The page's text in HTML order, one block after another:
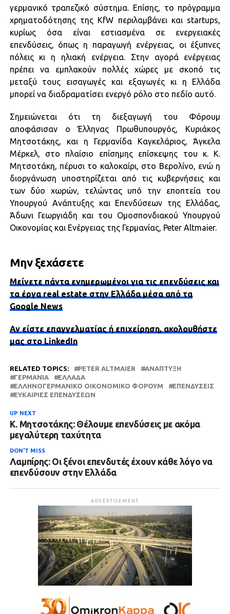
γερμανικό τραπεζικό σύστημα. Επίσης, το πρόγραμμα
χρηματοδότησης της KfW περιλαμβάνει και startups,
κυρίως όσα είναι εστιασμένα σε ενεργειακές
επενδύσεις, όπως η παραγωγή ενέργειας, οι έξυπνες
πόλεις κι η ηλιακή ενέργεια. Στην αγορά ενέργειας
πρέπει να εμπλακούν πολλές χώρες με σκοπό τις
μεταξύ τους εισαγωγές και εξαγωγές κι η Ελλάδα
μπορεί να διαδραματίσει ενεργό ρόλο στο πεδίο αυτό.
Σημειώνεται ότι τη διεξαγωγή του Φόρουμ
αποφάσισαν ο Έλληνας Πρωθυπουργός, Κυριάκος
Μητσοτάκης, και η Γερμανίδα Καγκελάριος, Άγκελα
Μέρκελ, στο πλαίσιο επίσημης επίσκεψης του κ. Κ.
Μητσοτάκη, πέρυσι το καλοκαίρι, στο Βερολίνο, ενώ η
διοργάνωση υποστηρίζεται από τις κυβερνήσεις και
των δύο χωρών, τελώντας υπό την εποπτεία του
Υπουργού Ανάπτυξης και Επενδύσεων της Ελλάδας,
Άδωνι Γεωργιάδη και του Ομοσπονδιακού Υπουργού
Οικονομίας και Ενέργειας της Γερμανίας, Peter Altmaier.
Μην ξεχάσετε
Μείνετε πάντα ενημερωμένοι για τις επενδύσεις και
τα έργα real estate στην Ελλάδα μέσα από τα
Google News
Αν είστε επαγγελματίας ή επιχείρηση, ακολουθήστε
μας στο LinkedIn
RELATED TOPICS: PETER ALTMAIER
ΑΝΆΠΤΥΞΗ
ΓΕΡΜΑΝΊΑ
ΕΛΛΆΔΑ
ΕΛΛΗΝΟΓΕΡΜΑΝΙΚΌ ΟΙΚΟΝΟΜΙΚΌ ΦΌΡΟΥΜ
ΕΠΕΝΔΎΣΕΙΣ
ΕΥΚΑΙΡΊΕΣ ΕΠΕΝΔΎΣΕΩΝ
UP NEXT
Κ. Μητσοτάκης: Θέλουμε επενδύσεις με ακόμα
μεγαλύτερη ταχύτητα
DON'T MISS
Λαμπίρης: Οι ξένοι επενδυτές έχουν κάθε λόγο να
επενδύσουν στην Ελλάδα
ADVERTISEMENT